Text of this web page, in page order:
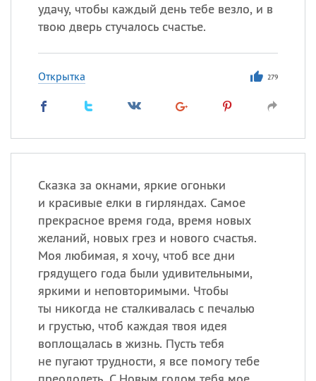
удачу, чтобы каждый день тебе везло, и в
твою дверь стучалось счастье.
Открытка 279
Сказка за окнами, яркие огоньки
и красивые елки в гирляндах. Самое
прекрасное время года, время новых
желаний, новых грез и нового счастья.
Моя любимая, я хочу, чтоб все дни
грядущего года были удивительными,
яркими и неповторимыми. Чтобы
ты никогда не сталкивалась с печалью
и грустью, чтоб каждая твоя идея
воплощалась в жизнь. Пусть тебя
не пугают трудности, я все помогу тебе